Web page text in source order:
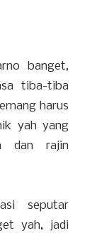
banget,
tiba-tiba
harus
yah yang
dan rajin
seputar
yah, jadi